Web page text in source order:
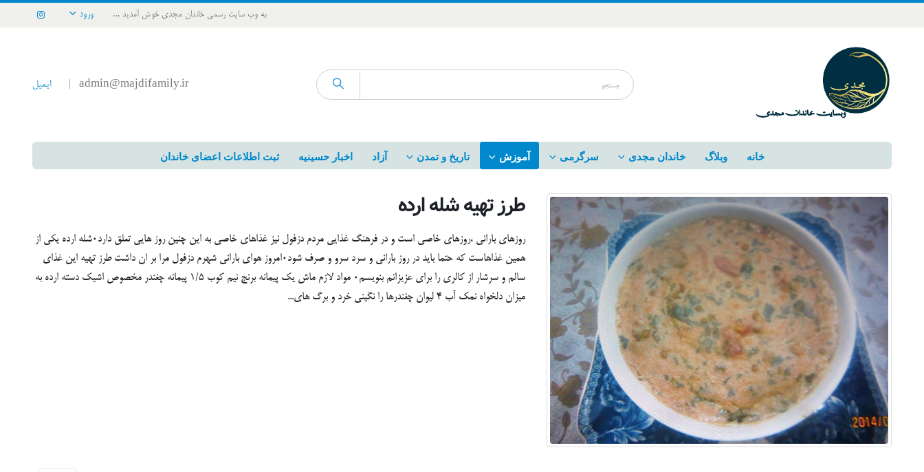
به وب سایت رسمی خاندان مجدی خوش آمدید ... ورود
admin@majdifamily.ir ایمیل
خانه وبلاگ خاندان مجدی سرگرمی آموزش تاریخ و تمدن آزاد اخبار حسینیه ثبت اطلاعات اعضای خاندان
طرز تهیه شله ارده
روزهای بارانی ،روزهای خاصی است و در فرهنگ غذایی مردم دزفول نیز غذاهای خاصی به این چنین روز هایی تعلق دارد۰شله ارده یکی از
همین غذاهاست که حتما باید در روز بارانی و سرد سرو و صرف شود۰امروز هوای بارانی شهرم دزفول مرا بر ان داشت طرز تهیه این غذای
سالم و سرشار از کالری را برای عزیزانم بنویسم۰ مواد لازم ماش یک پیمانه برنج نیم کوب ۱/۵ پیمانه چغندر مخصوص اشیک دسته ارده به
میزان دلخواه نمک آب ۴ لیوان چغندرها را نگینی خرد و برگ های...